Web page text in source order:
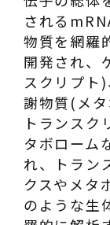
される
物質を網羅
開発され、
スクリプト
謝物質(メ
トランスク
タボローム
れ、トラン
クスやメタ
のような生